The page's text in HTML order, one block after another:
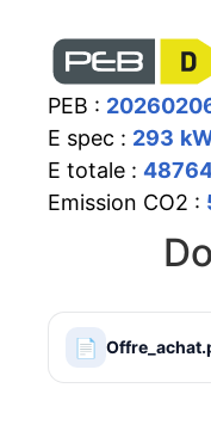
PEB :
E spec : 293
E totale :
Emission CO2 :
📄